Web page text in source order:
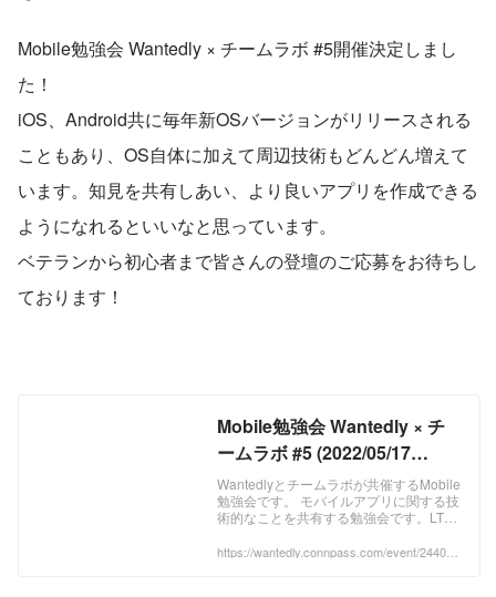
Mobile勉強会 Wantedly × チームラボ #5開催決定しまし
た！
iOS、Android共に毎年新OSバージョンがリリースされる
こともあり、OS自体に加えて周辺技術もどんどん増えて
います。知見を共有しあい、より良いアプリを作成できる
ようになれるといいなと思っています。
ベテランから初心者まで皆さんの登壇のご応募をお待ちし
ております！
Mobile勉強会 Wantedly × チ
ームラボ #5 (2022/05/17
19:00〜)
Wantedlyとチームラボが共催するMobile
勉強会です。 モバイルアプリに関する技
術的なことを共有する勉強会です。LT形
iOS/Androidの話から、KMMやFlutterと
https://wantedly.connpass.com/event/24401